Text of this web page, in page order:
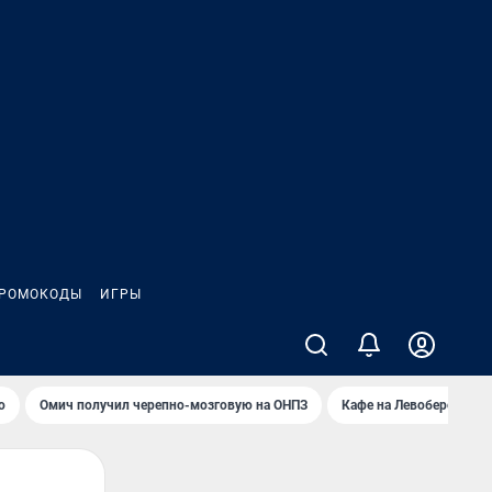
ИГРЫ
Омич получил черепно-мозговую на ОНПЗ Кафе на Левобережье